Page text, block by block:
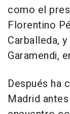
como el
Florentino
Carballeda,
Garamendi,
Después ha
Madrid